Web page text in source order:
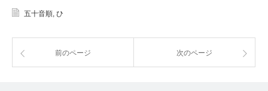
五十音順 ひ
前のページ 次のページ